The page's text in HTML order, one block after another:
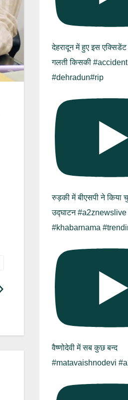
देहरादून में हुए इस
गलती किसकी #accident
#dehradun#rip
रुड़की में बीएसपी ने किया
उद्घाटन
#khabarnama
वैष्णोदेवी में सब कुछ बन्द
#matavaishnodevi